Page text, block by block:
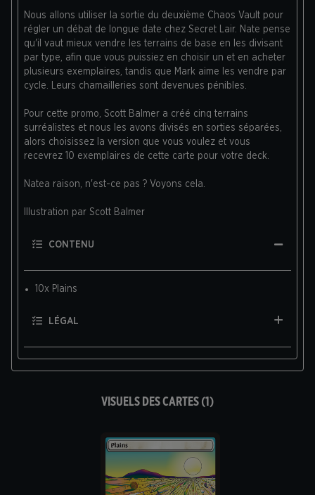
Nous allons utiliser la sortie du deuxième Chaos Vault pour
régler un débat de longue date chez Secret Lair. Nate pense
qu'il vaut mieux vendre les terrains de base en les divisant
par type, afin que vous puissiez en choisir un et en acheter
plusieurs exemplaires, tandis que Mark aime les vendre par
cycle. Leurs chamailleries sont devenues pénibles.
Pour cette promo, Scott Balmer a créé cinq terrains
surréalistes et nous les avons divisés en sorties séparées,
alors choisissez la version que vous voulez et vous
recevrez 10 exemplaires de cette carte pour votre deck.
Natea raison, n'est-ce pas ? Voyons cela.
Illustration par Scott Balmer
CONTENU
10x Plains
LÉGAL
VISUELS DES CARTES (1)